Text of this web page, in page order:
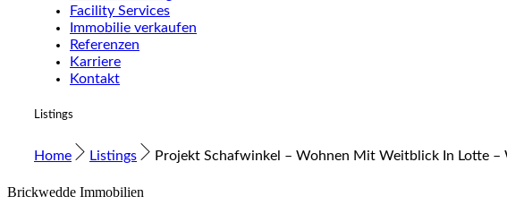
Facility Services
Immobilie verkaufen
Referenzen
Karriere
Kontakt
Listings
Home Listings Projekt Schafwinkel – Wohnen Mit Weitblick In Lotte –
Brickwedde Immobilien